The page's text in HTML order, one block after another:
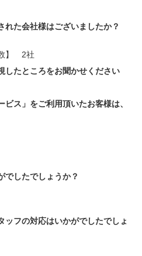
れた会社様はございましたか？
数】 2社
したところをお聞かせください
ス」をご利用頂いたお客様は、
でしたでしょうか？
ッフの対応はいかがでしたでしょ